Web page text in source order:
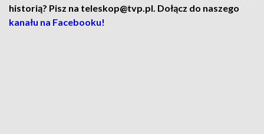
historią? Pisz na teleskop@tvp.pl. Dołącz do naszego
kanału na Facebooku!